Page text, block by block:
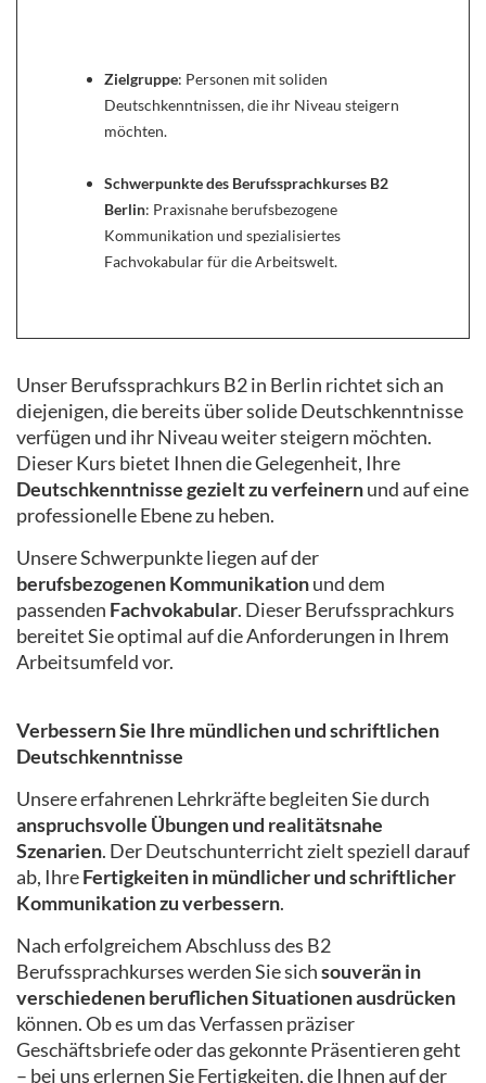
Zielgruppe: Personen mit soliden
Deutschkenntnissen, die ihr Niveau steigern
möchten.
Schwerpunkte des Berufssprachkurses B2
Berlin: Praxisnahe berufsbezogene
Kommunikation und spezialisiertes
Fachvokabular für die Arbeitswelt.
Unser Berufssprachkurs B2 in Berlin richtet sich an
diejenigen, die bereits über solide Deutschkenntnisse
verfügen und ihr Niveau weiter steigern möchten.
Dieser Kurs bietet Ihnen die Gelegenheit, Ihre
Deutschkenntnisse gezielt zu verfeinernund auf eine
professionelle Ebene zu heben.
Unsere Schwerpunkte liegen auf der
berufsbezogenen Kommunikationund dem
passenden Fachvokabular. Dieser Berufssprachkurs
bereitet Sie optimal auf die Anforderungen in Ihrem
Arbeitsumfeld vor.
Verbessern Sie Ihre mündlichen und schriftlichen
Deutschkenntnisse
Unsere erfahrenen Lehrkräfte begleiten Sie durch
anspruchsvolle Übungen und realitätsnahe
Szenarien. Der Deutschunterricht zielt speziell darauf
ab, IhreFertigkeiten in mündlicher und schriftlicher
Kommunikation zu verbessern.
Nach erfolgreichem Abschluss des B2
Berufssprachkurses werden Sie sichsouverän in
verschiedenen beruflichen Situationen ausdrücken
können. Ob es um das Verfassen präziser
Geschäftsbriefe oder das gekonnte Präsentieren geht
– bei uns erlernen Sie Fertigkeiten, die Ihnen auf der